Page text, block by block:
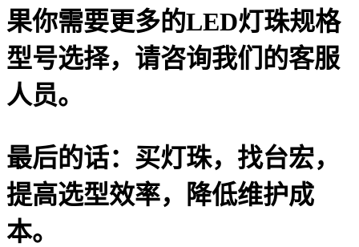
果你需要更多的LED灯珠规格
型号选择，请咨询我们的客服
人员。
最后的话： 买灯珠，找台宏，
提高选型效率，降低维护成
本。